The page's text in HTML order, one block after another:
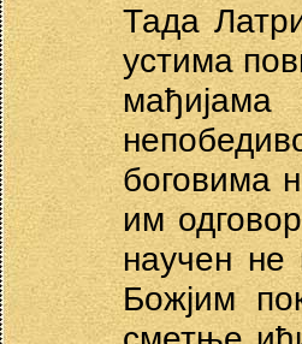
Тада
устима
боговима
им
научен не
Божјим